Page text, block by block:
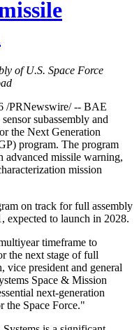
of U.S. Space Force
/PRNewswire/ -- BAE
subassembly and
the Next Generation
program. The program
missile warning,
mission
on track for full assembly
expected to launch in 2028.
timeframe to
the next stage of full
vice president and general
Space & Mission
next-generation
the Space Force."